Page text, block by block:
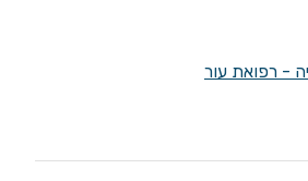
- רפואת עור